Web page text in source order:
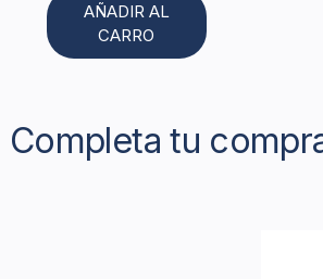
AÑADIR AL
CARRO
Completa tu